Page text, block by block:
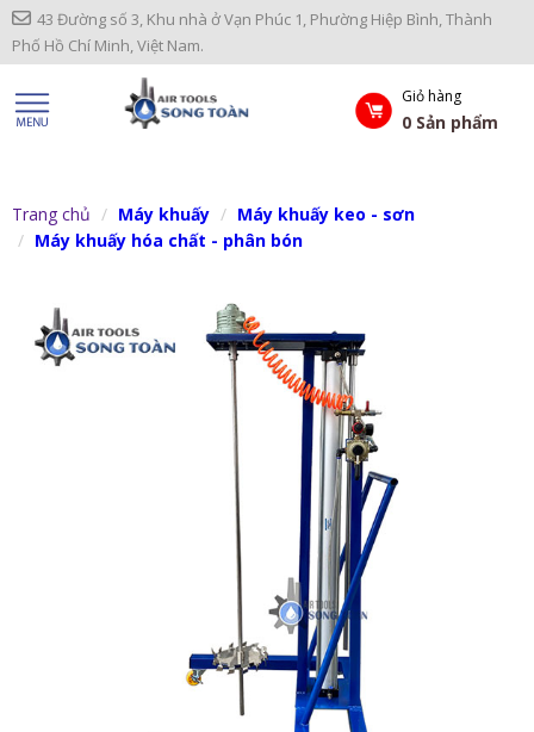
43 Đường số 3, Khu nhà ở Vạn Phúc 1, Phường Hiệp Bình, Thành
Phố Hồ Chí Minh, Việt Nam.
Giỏ hàng
0 Sản phẩm
Trang chủ Máy khuấy
Máy khuấy keo - sơn
Máy khuấy hóa chất - phân bón